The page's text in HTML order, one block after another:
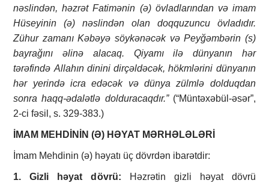
nəslindən,həzrətFatimənin (ə) övladlarından və imam
Hüseyinin(ə) nəslindən olan doqquzuncu övladıdır.
Zühur zamanıKəbəyə söykənəcək və Peyğəmbərin (s)
bayrağınıəlinə alacaq. Qiyamıilə dünyanın hər
tərəfində Allahın dininidirçəldəcək, hökmlərini dünyanın
hər yerində icra edəcəkvə dünya zülmlə dolduqdan
sonrahaqq-ədalətlə dolduracaqdır.”(“Müntəxəbül-əsər”,
2-ci fəsil, s. 329-383.)
İMAM MEHDİNİN (Ə) HƏYAT MƏRHƏLƏLƏRİ
İmam Mehdinin (ə) həyatı üç dövrdən ibarətdir:
1.Gizli həyat d övrü: Həzrətin gizli həyat dövrü